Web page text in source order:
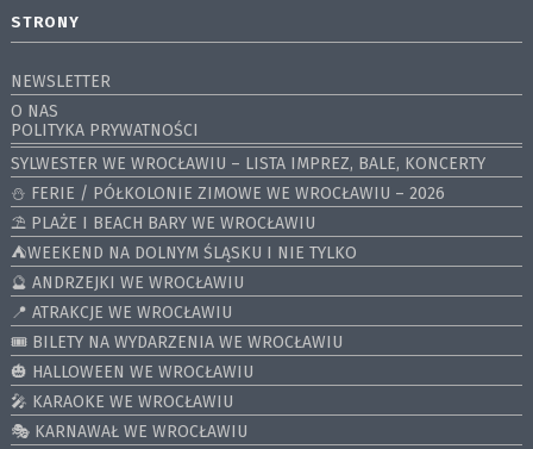
STRONY
NEWSLETTER
O NAS
POLITYKA PRYWATNOŚCI
SYLWESTER WE WROCŁAWIU – LISTA IMPREZ, BALE, KONCERTY
⛄️ FERIE / PÓŁKOLONIE ZIMOWE WE WROCŁAWIU – 2026
⛱️ PLAŻE I BEACH BARY WE WROCŁAWIU
⛺️WEEKEND NA DOLNYM ŚLĄSKU I NIE TYLKO
🔮 ANDRZEJKI WE WROCŁAWIU
📍 ATRAKCJE WE WROCŁAWIU
🎟️ BILETY NA WYDARZENIA WE WROCŁAWIU
🎃 HALLOWEEN WE WROCŁAWIU
🎤 KARAOKE WE WROCŁAWIU
🎭 KARNAWAŁ WE WROCŁAWIU